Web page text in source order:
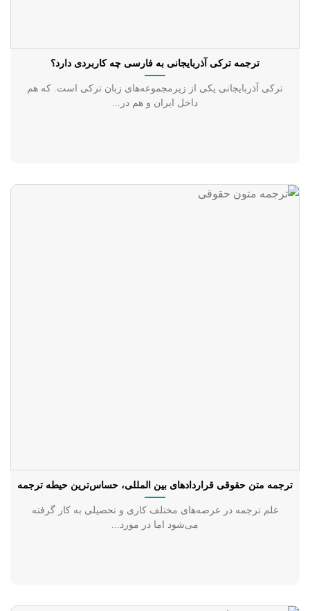
ترجمه ترکی آذربایجانی به فارسی چه کاربردی دارد؟
ترکی آذربایجانی یکی از زیرمجموعه‌های زبان ترکی است. که هم
داخل ایران و هم در...
ترجمه متن حقوقی قراردادهای بین المللی، حسا‌س‌ترین حیطه ترجمه
علم ترجمه در عرصه‌های مختلف کاری و تحصیلی به کار گرفته
می‌شود اما در مورد...